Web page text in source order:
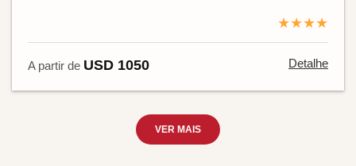
★★★★
A partir de USD 1050 Detalhe
VER MAIS